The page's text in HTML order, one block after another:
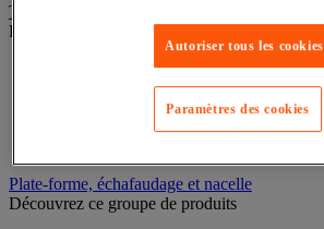
Transpalette
Découvrez ce groupe de produits
Transpalette électrique
Transpalette manuel
Transpalette haute levée
Transpalette peseur
Plate-forme, échafaudage et nacelle
Découvrez ce groupe de produits
Autoriser tous les cookies
Paramètres des cookies